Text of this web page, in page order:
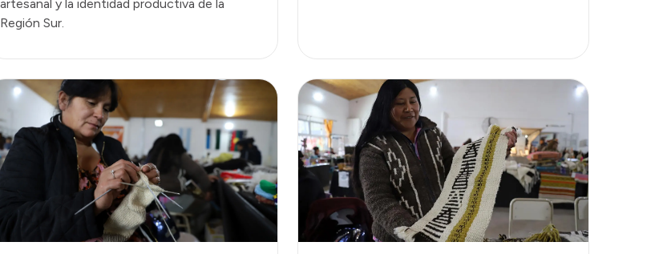
artesanal y la identidad productiva de la
Región Sur.